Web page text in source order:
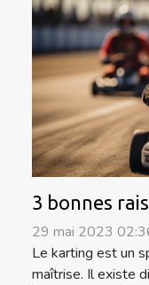
3 bonnes
29 mai 2023
Le karting est un
maîtrise. Il existe